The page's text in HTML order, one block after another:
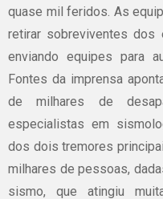
quase mil feridos. As
retirar sobreviventes dos
enviando equipes para
Fontes da imprensa
de milhares de
especialistas em
dos dois tremores
milhares de pessoas,
sismo, que atingiu